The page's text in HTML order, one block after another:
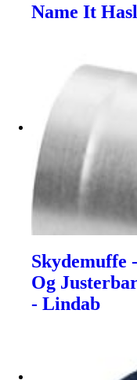
Name It
Skydemuffe
Og
- Lindab